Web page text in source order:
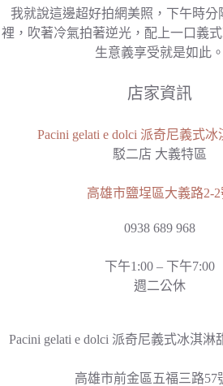
我就說這邊超好拍網美照，下午時分
裡，吹著冷氣拍著逆光，配上一口義
生意義享受就是如此。
店家資訊
Pacini gelati e dolci 派奇尼義式
駁二店 大義特區
高雄市鹽埕區大義路2-2
0938 689 968
下午1:00 – 下午7:00
週二公休
Pacini gelati e dolci 派奇尼義式冰淇淋
高雄市前金區五福三路57